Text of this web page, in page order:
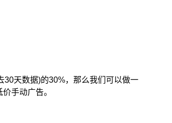
天数据)的30%，那么我们可以做一
手动广告。